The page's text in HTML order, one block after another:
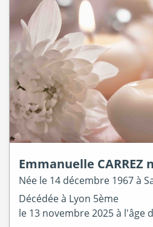
Emmanuelle CARREZ
Née le 14 décembre 1967 à
Décédée à Lyon 5ème
le 13 novembre 2025à l'âge